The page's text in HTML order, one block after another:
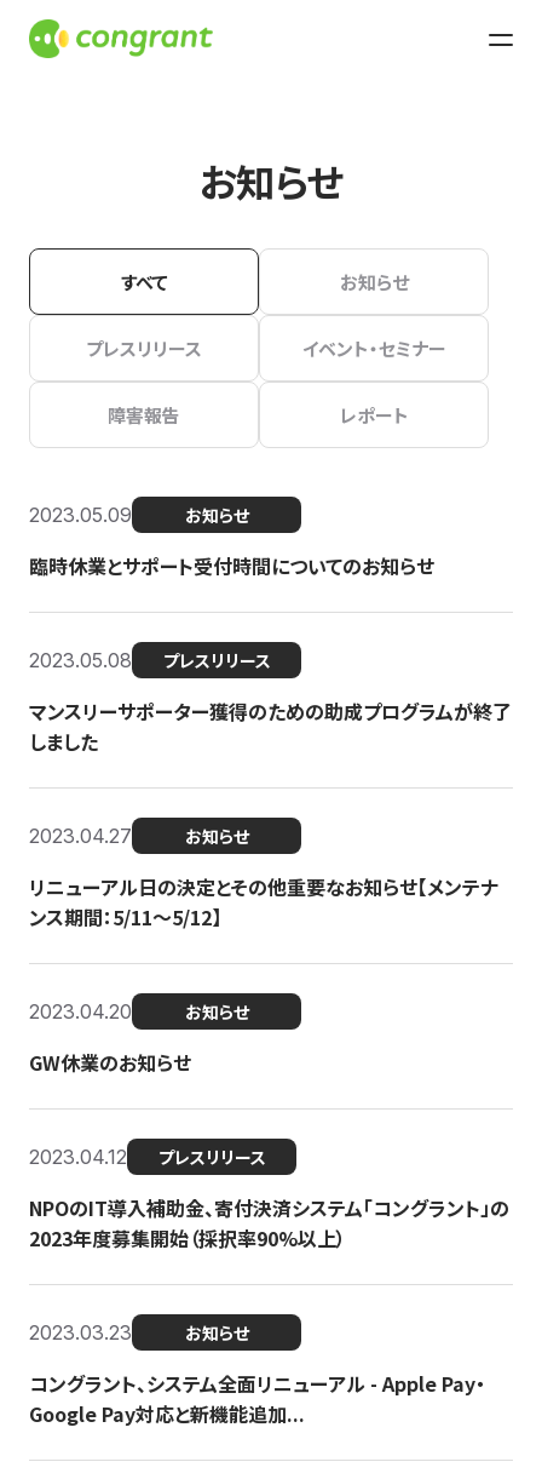
お知らせ
すべて お知らせ
プレスリリース イベント・セミナー
障害報告 レポート
2023.05.09 お知らせ
臨時休業とサポート受付時間についてのお知らせ
2023.05.08 プレスリリース
マンスリーサポーター獲得のための助成プログラムが終了
しました
2023.04.27 お知らせ
リニューアル日の決定とその他重要なお知らせ【メンテナ
ンス期間：5/11～5/12】
2023.04.20 お知らせ
GW休業のお知らせ
2023.04.12 プレスリリース
NPOのIT導入補助金、寄付決済システム「コングラント」の
2023年度募集開始（採択率90%以上）
2023.03.23 お知らせ
コングラント、システム全面リニューアル - Apple Pay・
Google Pay対応と新機能追加...